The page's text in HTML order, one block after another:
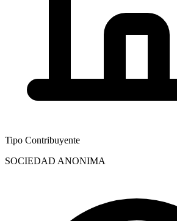
Tipo Contribuyente
SOCIEDAD ANONIMA